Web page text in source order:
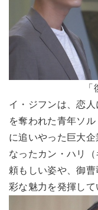
イ・ジフンは、恋
を奪われた青年ソ
に追いやった巨大
なったカン・ハリ
頼もしい姿や、御
彩な魅力を発揮して